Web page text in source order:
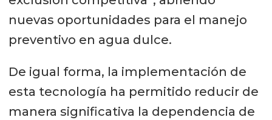
nuevas oportunidades para el manejo
preventivo en agua dulce.
De igual forma, la implementación de
esta tecnología ha permitido reducir de
manera significativa la dependencia de